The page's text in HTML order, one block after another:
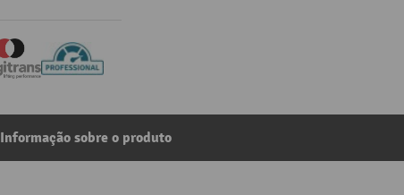
Informação sobre o produto